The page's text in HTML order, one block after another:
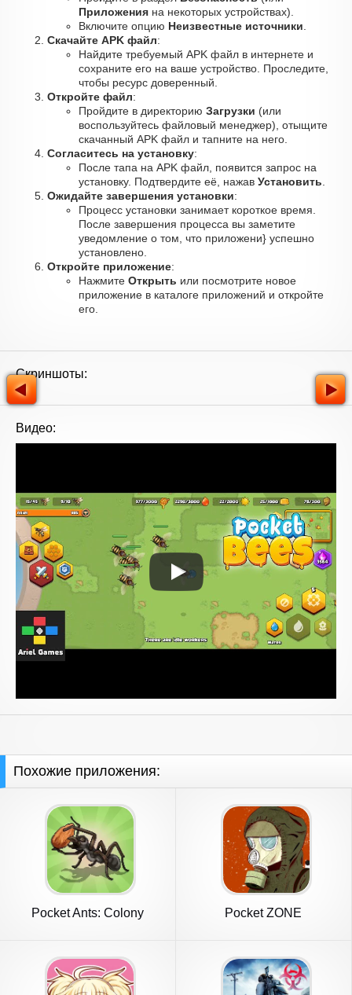
Приложения на некоторых устройствах).
Включите опцию Неизвестные источники
Скачайте APK файл:
Найдите требуемый APK файл в интернете и
сохраните его на ваше устройство. Проследите,
чтобы ресурс доверенный.
Откройте файл:
Пройдите в директорию Загрузки (или
воспользуйтесь файловый менеджер), отыщите
скачанный APK файл и тапните на него.
Согласитесь на установку:
После тапа на APK файл, появится запрос на
установку. Подтвердите её, нажав Установить
Ожидайте завершения установки:
Процесс установки занимает короткое время.
После завершения процесса вы заметите
уведомление о том, что приложени} успешно
установлено.
Откройте приложение:
Нажмите Открыть или посмотрите новое
приложение в каталоге приложений и откройте
его.
Скриншоты:
Видео:
Похожие приложения:
Pocket Ants: Colony
Pocket ZONE